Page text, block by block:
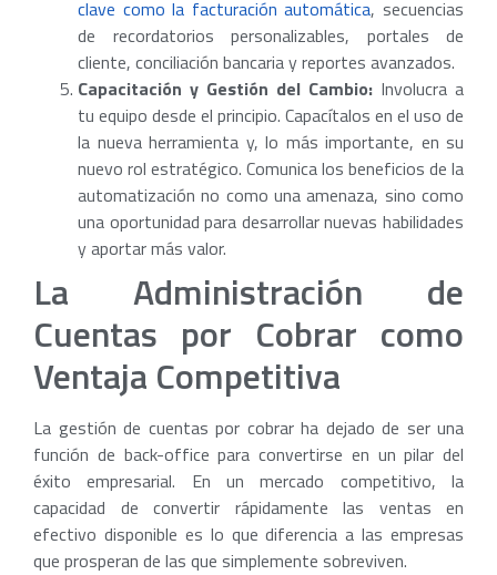
clave como la facturación automática, secuencias
de recordatorios personalizables, portales de
cliente, conciliación bancaria y reportes avanzados.
Capacitación y Gestión del Cambio: Involucra a
tu equipo desde el principio. Capacítalos en el uso de
la nueva herramienta y, lo más importante, en su
nuevo rol estratégico. Comunica los beneficios de la
automatización no como una amenaza, sino como
una oportunidad para desarrollar nuevas habilidades
y aportar más valor.
La Administración de
Cuentas por Cobrar como
Ventaja Competitiva
La gestión de cuentas por cobrar ha dejado de ser una
función de back-office para convertirse en un pilar del
éxito empresarial. En un mercado competitivo, la
capacidad de convertir rápidamente las ventas en
efectivo disponible es lo que diferencia a las empresas
que prosperan de las que simplemente sobreviven.